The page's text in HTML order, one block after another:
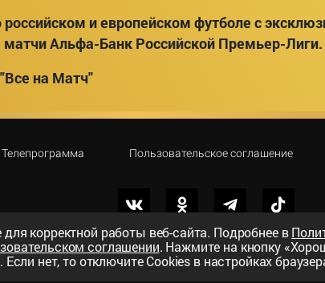
и европейском футболе с
Альфа-Банк Российской Премьер-Лиги.
на Матч"
Телепрограмма Пользовательское соглашение
телеканал»
корректной работы веб-сайта. Подробнее в
соглашении. Нажмите на кнопку
нет, то отключите Cookies в настройках